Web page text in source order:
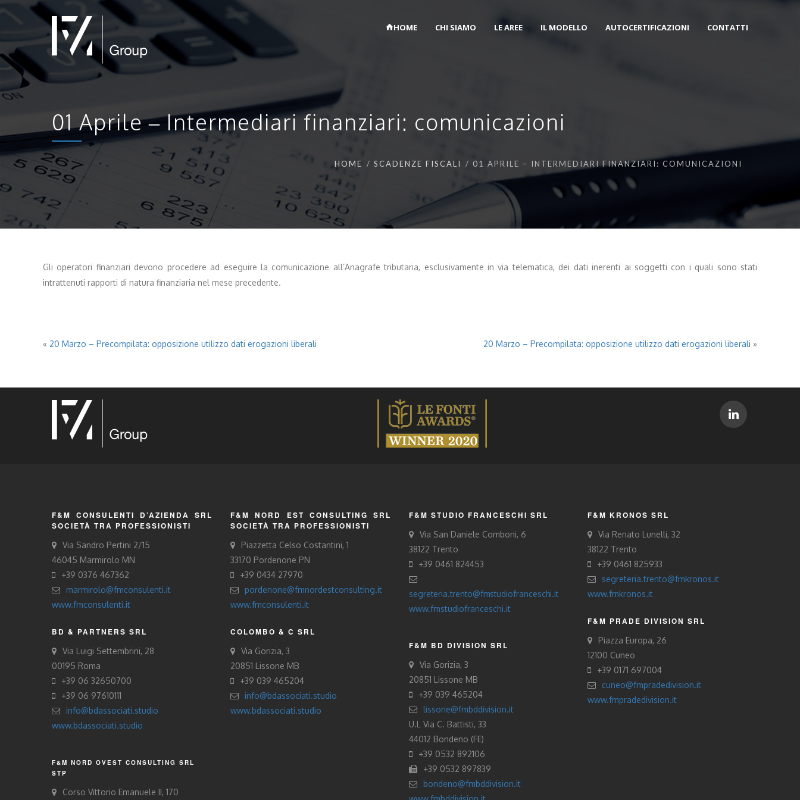
HOME CHI SIAMO LE AREE IL MODELLO AUTOCERTIFICAZIONI CONTATTI
01 Aprile – Intermediari finanziari: comunicazioni
HOME SCADENZE FISCALI 01 APRILE – INTERMEDIARI FINANZIARI: COMUNICAZIONI
Gli operatori finanziari devono procedere ad eseguire la comunicazione all’Anagrafe tributaria, esclusivamente in via telematica, dei dati inerenti ai soggetti con i quali sono stati
intrattenuti rapporti di natura finanziaria nel mese precedente.
« 20 Marzo – Precompilata: opposizione utilizzo dati erogazioni liberali 20 Marzo – Precompilata: opposizione utilizzo dati erogazioni liberali »
F&M CONSULENTI D’AZIENDA SRL
SOCIETÀ TRA PROFESSIONISTI
Via Sandro Pertini 2/15
46045 Marmirolo MN
+39 0376 467362
marmirolo@fmconsulenti.it
www.fmconsulenti.it
BD & PARTNERS SRL
Via Luigi Settembrini, 28
00195 Roma
+39 06 32650700
+39 06 97610111
info@bdassociati.studio
www.bdassociati.studio
F&M NORD OVEST CONSULTING SRL
STP
Corso Vittorio Emanuele II, 170
F&M NORD EST CONSULTING SRL
SOCIETÀ TRA PROFESSIONISTI
Piazzetta Celso Costantini, 1
33170 Pordenone PN
+39 0434 27970
pordenone@fmnordestconsulting.it
www.fmconsulenti.it
COLOMBO & C SRL
Via Gorizia, 3
20851 Lissone MB
+39 039 465204
info@bdassociati.studio
www.bdassociati.studio
F&M STUDIO FRANCESCHI SRL
Via San Daniele Comboni, 6
38122 Trento
+39 0461 824453
segreteria.trento@fmstudiofranceschi.it
www.fmstudiofranceschi.it
F&M BD DIVISION SRL
Via Gorizia, 3
20851 Lissone MB
+39 039 465204
lissone@fmbddivision.it
U.L Via C. Battisti, 33
44012 Bondeno (FE)
+39 0532 892106
+39 0532 897839
bondeno@fmbddivision.it
F&M KRONOS SRL
Via Renato Lunelli, 32
38122 Trento
+39 0461 825933
segreteria.trento@fmkronos.it
www.fmkronos.it
F&M PRADE DIVISION SRL
Piazza Europa, 26
12100 Cuneo
+39 0171 697004
cuneo@fmpradedivision.it
www.fmpradedivision.it